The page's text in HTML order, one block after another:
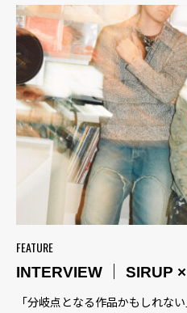
FEATURE
INTERVIEW ｜ SIRUP
「分岐点となる作品かもしれな